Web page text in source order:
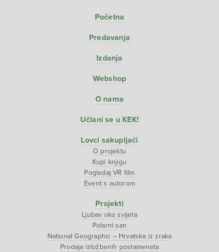
Početna
Predavanja
Izdanja
Webshop
O nama
Učlani se u KEK!
Lovci sakupljači
O projektu
Kupi knjigu
Pogledaj VR film
Event s autorom
Projekti
Ljubav oko svijeta
Polarni san
National Geographic – Hrvatska iz zraka
Prodaja izložbenih postamenata